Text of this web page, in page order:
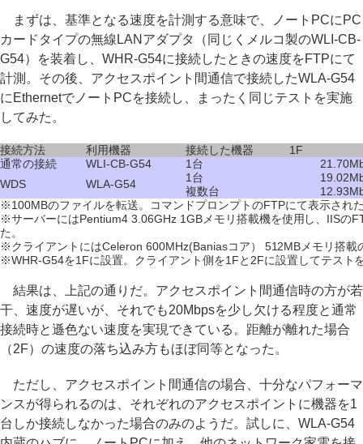
まずは、基準となる速度を計測する意味で、ノートPCにPC
カードタイプの無線LANアダプタ（同じくメルコ製のWLI-CB-
G54）を装着し、WHR-G54に接続したときの速度をFTPにて
計測。その後、アクセスポイント間通信で接続したWLA-G54
にEthernetでノートPCを接続し、まったく同じテストを実施
してみた。
接続方法 利用機器 接続した機器
1F
通常の接続
WLI-CB-G54 1台
WDS
WLA-G54 1台
複数台
※100MBのファイルを転送。コマンドプロンプトのFTPにて表示され
※サーバーにはPentium4 3.06GHz 1GBメモリ搭載機を使用し、IISの
た。
※クライアントにはCeleron 600MHz(Baniasコア） 512MBメモリ搭載
※WHR-G54を1Fに設置。クライアント側を1Fと2Fに設置してテスト
結果は、上記の通りだ。アクセスポイント間通信時の方が若
干、速度が遅いが、それでも20Mbpsを少し欠ける程度と通常
接続時と遜色ない速度を実現できている。距離が離れた場合
（2F）の速度の落ち込み方もほぼ同等となった。
ただし、アクセスポイント間通信の場合、十分なパフォーマ
ンスが得られるのは、それぞれのアクセスポイントに機器を1
台しか接続しなかった場合のみのようだ。試しに、WLA-G54